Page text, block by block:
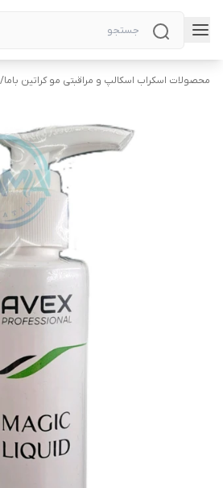
محصولات اسکراب اسکالپ و مراقبتی مو کراتین باما/